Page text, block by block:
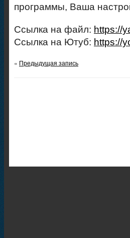
программы, Ваша
Ссылка на файл: https://
Ссылка на Ютуб: https://
« Предыдущая запись